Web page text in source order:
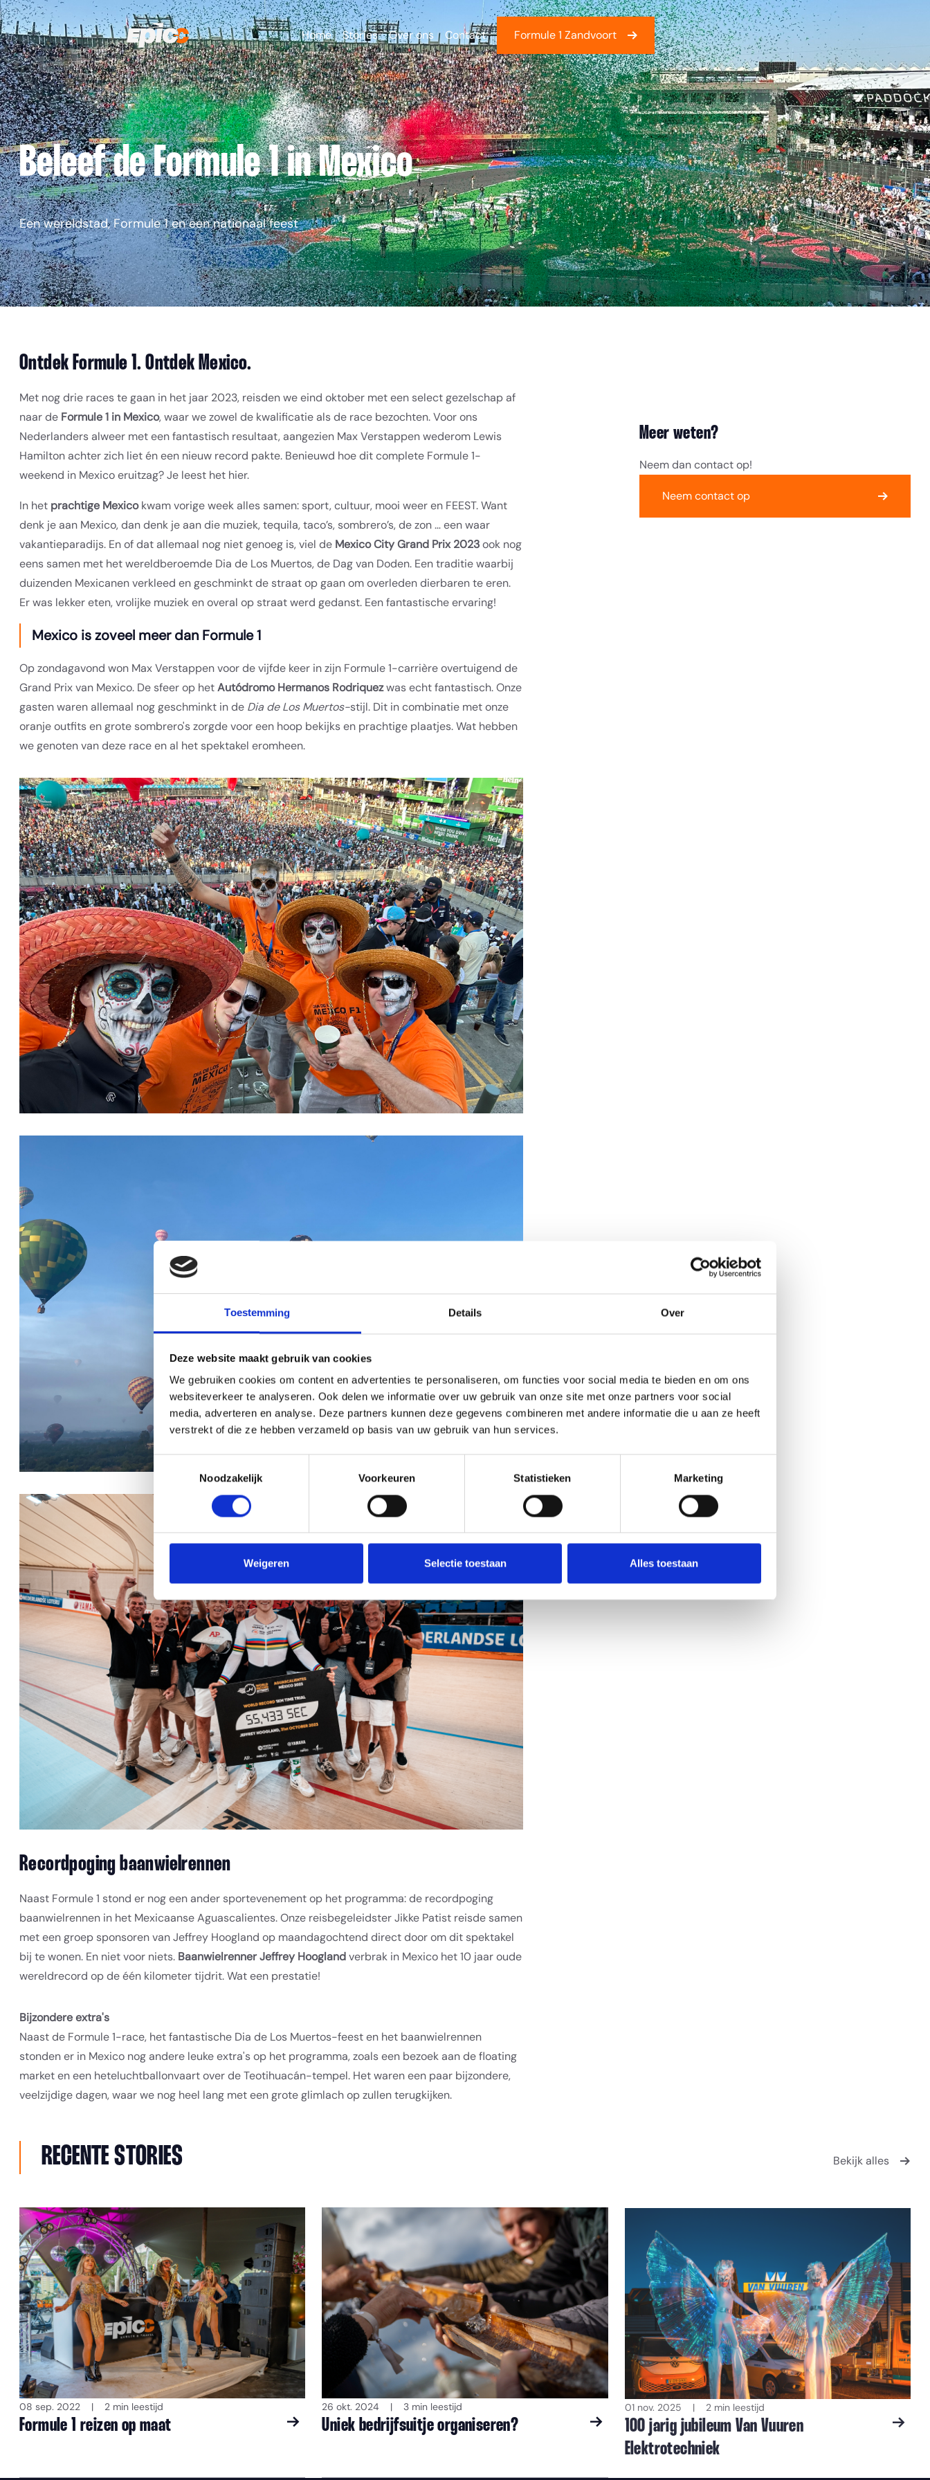
Toestemming Details Over
Deze website maakt gebruik van cookies
We gebruiken cookies om content en advertenties te personaliseren, om functies voor social media te bieden en om ons
websiteverkeer te analyseren. Ook delen we informatie over uw gebruik van onze site met onze partners voor social
media, adverteren en analyse. Deze partners kunnen deze gegevens combineren met andere informatie die u aan ze heeft
verstrekt of die ze hebben verzameld op basis van uw gebruik van hun services.
Noodzakelijk
Voorkeuren Statistieken Marketing
Weigeren Selectie toestaan Alles toestaan
Home Stories Over ons Contact Formule 1 Zandvoort
Beleef de Formule 1 in Mexico
Een wereldstad, Formule 1 en een nationaal feest
Ontdek Formule 1. Ontdek Mexico.
Met nog drie races te gaan in het jaar 2023, reisden we eind oktober met een select gezelschap af
naar de Formule 1 in Mexico, waar we zowel de kwalificatie als de race bezochten. Voor ons
Nederlanders alweer met een fantastisch resultaat, aangezien Max Verstappen wederom Lewis
Hamilton achter zich liet én een nieuw record pakte. Benieuwd hoe dit complete Formule 1-
weekend in Mexico eruitzag? Je leest het hier.
In het prachtige Mexicokwam vorige week alles samen: sport, cultuur, mooi weer en FEEST. Want
denk je aan Mexico, dan denk je aan die muziek, tequila, taco’s, sombrero’s, de zon … een waar
vakantieparadijs. En of dat allemaal nog niet genoeg is, viel de Mexico City Grand Prix 2023ook nog
eens samen met het wereldberoemde Dia de Los Muertos, de Dag van Doden. Een traditie waarbij
duizenden Mexicanen verkleed en geschminkt de straat op gaan om overleden dierbaren te eren.
Er was lekker eten, vrolijke muziek en overal op straat werd gedanst. Een fantastische ervaring!
Mexico is zoveel meer dan Formule 1
Op zondagavond won Max Verstappen voor de vijfde keer in zijn Formule 1-carrière overtuigend de
Grand Prix van Mexico. De sfeer op hetAutódromo Hermanos Rodriquezwas echt fantastisch. Onze
gasten waren allemaal nog geschminkt in de Dia de Los Muertos-stijl. Dit in combinatie met onze
oranje outfits en grote sombrero's zorgde voor een hoop bekijks en prachtige plaatjes. Wat hebben
we genoten van deze race en al het spektakel eromheen.
Recordpoging baanwielrennen
Naast Formule 1 stond er nog een ander sportevenement op het programma: de recordpoging
baanwielrennen in het Mexicaanse Aguascalientes. Onze reisbegeleidster Jikke Patist reisde samen
met een groep sponsoren van Jeffrey Hoogland op maandagochtend direct door om dit spektakel
bij te wonen. En niet voor niets. Baanwielrenner Jeffrey Hooglandverbrak in Mexico het 10 jaar oude
wereldrecord op de één kilometer tijdrit. Wat een prestatie!
Bijzondere extra's
Naast de Formule 1-race, het fantastische Dia de Los Muertos-feest en het baanwielrennen
stonden er in Mexico nog andere leuke extra's op het programma, zoals een bezoek aan de floating
market en een heteluchtballonvaart over de Teotihuacán-tempel. Het waren een paar bijzondere,
veelzijdige dagen, waar we nog heel lang met een grote glimlach op zullen terugkijken.
Meer weten?
Neem dan contact op!
Neem contact op
RECENTE STORIES Bekijk alles
08 sep. 2022 2 min leestijd
Formule 1 reizen op maat
26 okt. 2024 3 min leestijd
Uniek bedrijfsuitje organiseren?
01 nov. 2025 2 min leestijd
100 jarig jubileum Van Vuuren
Elektrotechniek